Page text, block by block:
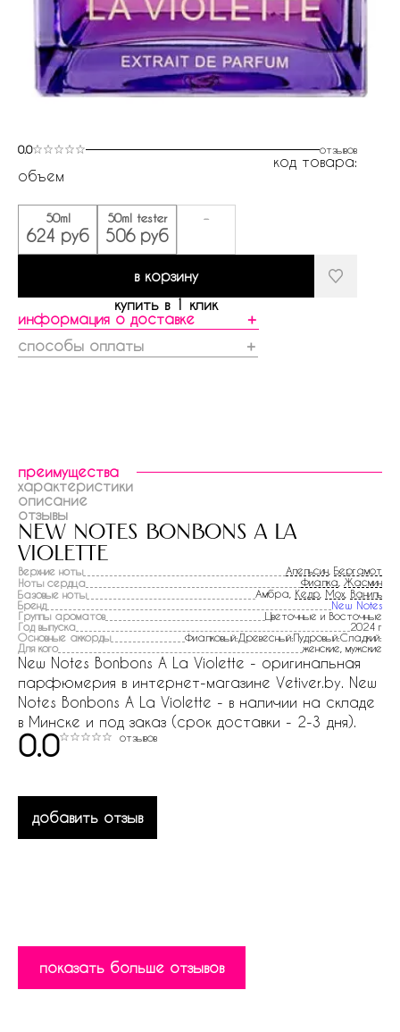
0.0 отзывов
код товара:
объем
50ml
624 руб
50ml tester
506 руб
-
в корзину
купить в 1 клик
информация о доставке
＋
способы оплаты
＋
преимущества
характеристики
описание
отзывы
new notes bonbons a la
violette
Верхние ноты Апельсин Бергамот
Ноты сердца
Фиалка Жасмин
Базовые ноты
Амбра, Кедр Мох Ваниль
Бренд
New Notes
Группы ароматов
Цветочные и Восточные
Год выпуска
2024 г
Основные аккорды
Фиалковый:Древесный:Пудровый:Сладкий:
Для кого
женские, мужские
New Notes Bonbons A La Violette - оригинальная
парфюмерия в интернет-магазине Vetiver.by. New
Notes Bonbons A La Violette - в наличии на складе
в Минске и под заказ (срок доставки - 2-3 дня).
0.0 отзывов
добавить отзыв
показать больше отзывов